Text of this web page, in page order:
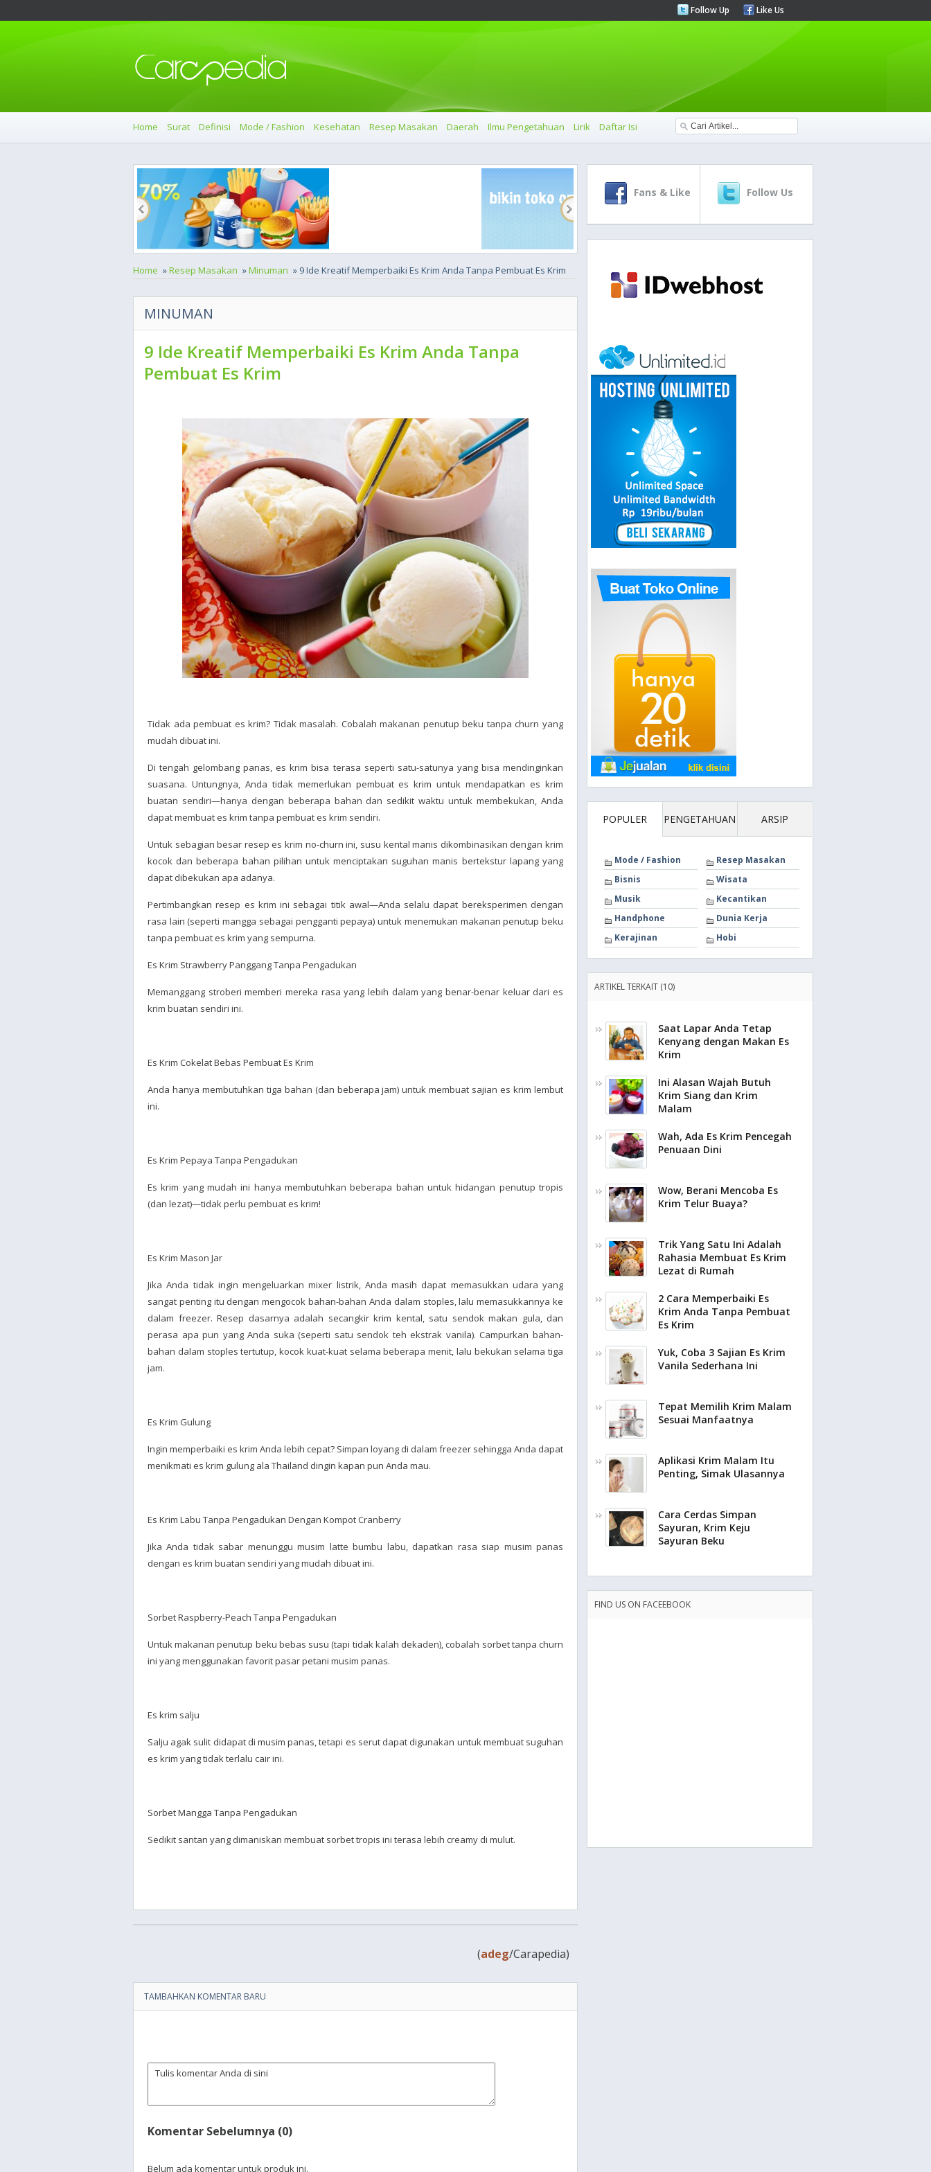
Follow Up Like Us
Home Surat Definisi Mode / Fashion Kesehatan Resep Masakan Daerah Ilmu Pengetahuan Lirik Daftar Isi
Home »Resep Masakan »Minuman » 9 Ide Kreatif Memperbaiki Es Krim Anda Tanpa Pembuat Es Krim
MINUMAN
9 Ide Kreatif Memperbaiki Es Krim Anda Tanpa
Pembuat Es Krim
Tidak ada pembuat es krim? Tidak masalah. Cobalah makanan penutup beku tanpa churn yang
mudah dibuat ini.
Di tengah gelombang panas, es krim bisa terasa seperti satu-satunya yang bisa mendinginkan
suasana. Untungnya, Anda tidak memerlukan pembuat es krim untuk mendapatkan es krim
buatan sendiri—hanya dengan beberapa bahan dan sedikit waktu untuk membekukan, Anda
dapat membuat es krim tanpa pembuat es krim sendiri.
Untuk sebagian besar resep es krim no-churn ini, susu kental manis dikombinasikan dengan krim
kocok dan beberapa bahan pilihan untuk menciptakan suguhan manis bertekstur lapang yang
dapat dibekukan apa adanya.
Pertimbangkan resep es krim ini sebagai titik awal—Anda selalu dapat bereksperimen dengan
rasa lain (seperti mangga sebagai pengganti pepaya) untuk menemukan makanan penutup beku
tanpa pembuat es krim yang sempurna.
Es Krim Strawberry Panggang Tanpa Pengadukan
Memanggang stroberi memberi mereka rasa yang lebih dalam yang benar-benar keluar dari es
krim buatan sendiri ini.
Es Krim Cokelat Bebas Pembuat Es Krim
Anda hanya membutuhkan tiga bahan (dan beberapa jam) untuk membuat sajian es krim lembut
ini.
Es Krim Pepaya Tanpa Pengadukan
Es krim yang mudah ini hanya membutuhkan beberapa bahan untuk hidangan penutup tropis
(dan lezat)—tidak perlu pembuat es krim!
Es Krim Mason Jar
Jika Anda tidak ingin mengeluarkan mixer listrik, Anda masih dapat memasukkan udara yang
sangat penting itu dengan mengocok bahan-bahan Anda dalam stoples, lalu memasukkannya ke
dalam freezer. Resep dasarnya adalah secangkir krim kental, satu sendok makan gula, dan
perasa apa pun yang Anda suka (seperti satu sendok teh ekstrak vanila). Campurkan bahan-
bahan dalam stoples tertutup, kocok kuat-kuat selama beberapa menit, lalu bekukan selama tiga
jam.
Es Krim Gulung
Ingin memperbaiki es krim Anda lebih cepat? Simpan loyang di dalam freezer sehingga Anda dapat
menikmati es krim gulung ala Thailand dingin kapan pun Anda mau.
Es Krim Labu Tanpa Pengadukan Dengan Kompot Cranberry
Jika Anda tidak sabar menunggu musim latte bumbu labu, dapatkan rasa siap musim panas
dengan es krim buatan sendiri yang mudah dibuat ini.
Sorbet Raspberry-Peach Tanpa Pengadukan
Untuk makanan penutup beku bebas susu (tapi tidak kalah dekaden), cobalah sorbet tanpa churn
ini yang menggunakan favorit pasar petani musim panas.
Es krim salju
Salju agak sulit didapat di musim panas, tetapi es serut dapat digunakan untuk membuat suguhan
es krim yang tidak terlalu cair ini.
Sorbet Mangga Tanpa Pengadukan
Sedikit santan yang dimaniskan membuat sorbet tropis ini terasa lebih creamy di mulut.
(adeg/Carapedia)
TAMBAHKAN KOMENTAR BARU
Komentar Sebelumnya (0)
Belum ada komentar untuk produk ini.
Fans & Like Follow Us
POPULER PENGETAHUAN ARSIP
Mode / Fashion
Resep Masakan
Bisnis
Wisata
Musik
Kecantikan
Handphone
Dunia Kerja
Kerajinan
Hobi
ARTIKEL TERKAIT (10)
Saat Lapar Anda Tetap
Kenyang dengan Makan Es
Krim
Ini Alasan Wajah Butuh
Krim Siang dan Krim
Malam
Wah, Ada Es Krim Pencegah
Penuaan Dini
Wow, Berani Mencoba Es
Krim Telur Buaya?
Trik Yang Satu Ini Adalah
Rahasia Membuat Es Krim
Lezat di Rumah
2 Cara Memperbaiki Es
Krim Anda Tanpa Pembuat
Es Krim
Yuk, Coba 3 Sajian Es Krim
Vanila Sederhana Ini
Tepat Memilih Krim Malam
Sesuai Manfaatnya
Aplikasi Krim Malam Itu
Penting, Simak Ulasannya
Cara Cerdas Simpan
Sayuran, Krim Keju
Sayuran Beku
FIND US ON FACEEBOOK